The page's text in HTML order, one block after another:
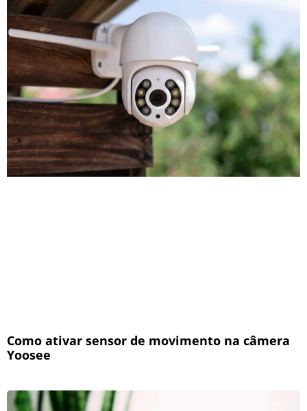
Como ativar sensor de movimento na câmera
Yoosee